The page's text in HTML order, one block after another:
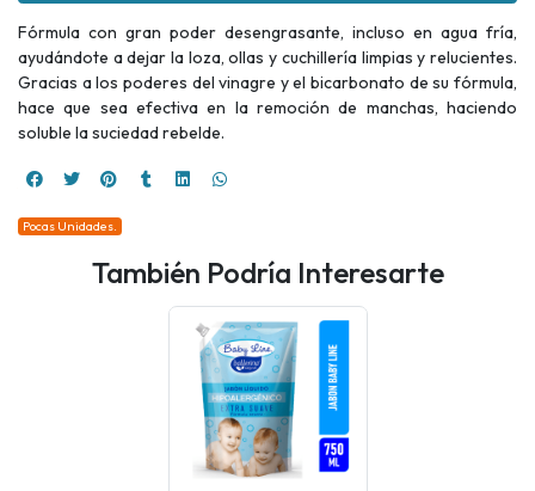
Fórmula con gran poder desengrasante, incluso en agua fría,
ayudándote a dejar la loza, ollas y cuchillería limpias y relucientes.
Gracias a los poderes del vinagre y el bicarbonato de su fórmula,
hace que sea efectiva en la remoción de manchas, haciendo
soluble la suciedad rebelde.
Pocas Unidades.
También Podría Interesarte